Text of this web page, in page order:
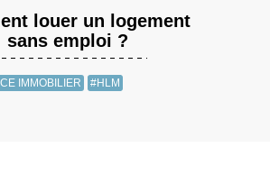
louer un logement
sans emploi ?
IMMOBILIER #HLM